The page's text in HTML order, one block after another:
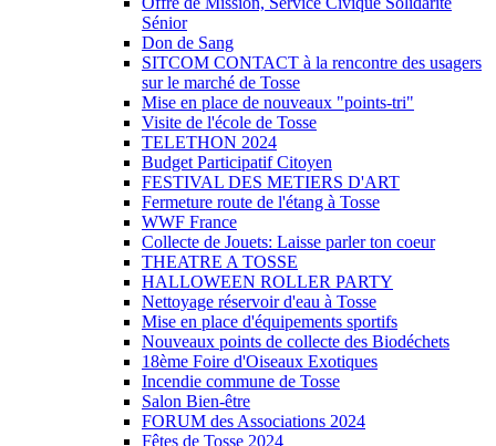
Sénior
Don de Sang
SITCOM CONTACT à la rencontre des usagers
sur le marché de Tosse
Mise en place de nouveaux "points-tri"
Visite de l'école de Tosse
TELETHON 2024
Budget Participatif Citoyen
FESTIVAL DES METIERS D'ART
Fermeture route de l'étang à Tosse
WWF France
Collecte de Jouets: Laisse parler ton coeur
THEATRE A TOSSE
HALLOWEEN ROLLER PARTY
Nettoyage réservoir d'eau à Tosse
Mise en place d'équipements sportifs
Nouveaux points de collecte des Biodéchets
18ème Foire d'Oiseaux Exotiques
Incendie commune de Tosse
Salon Bien-être
FORUM des Associations 2024
Fêtes de Tosse 2024